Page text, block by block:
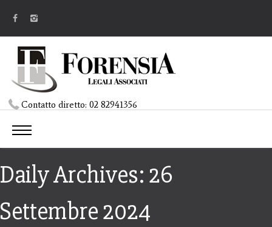
Contatto diretto:02 82941356
Daily Archives: 26
Settembre 2024